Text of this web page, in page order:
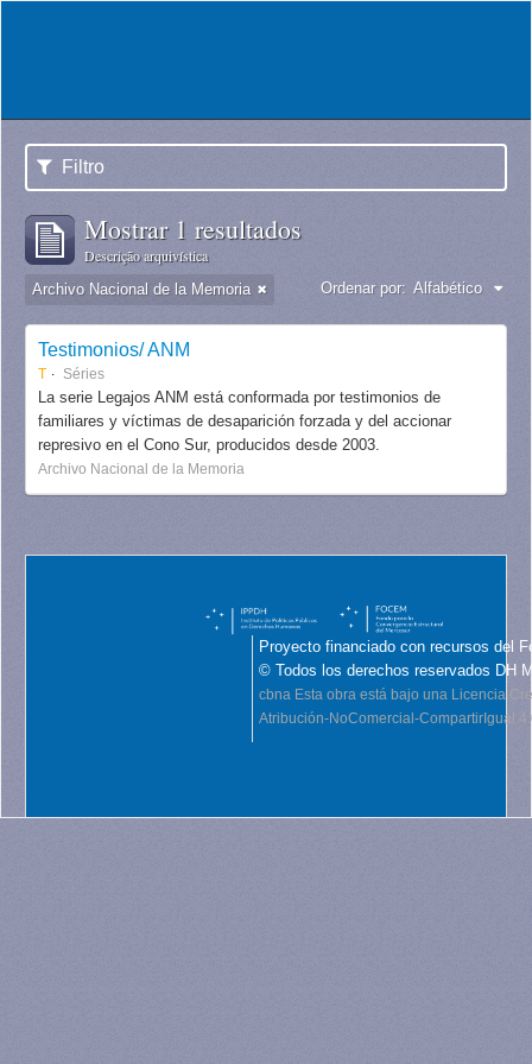
Filtro
Mostrar 1 resultados
Descrição arquivística
Archivo Nacional de la Memoria Ordenar por: Alfabético
Testimonios/ ANM
T Séries
La serie Legajos ANM está conformada por testimonios de
familiares y víctimas de desaparición forzada y del accionar
represivo en el Cono Sur, producidos desde 2003.
Archivo Nacional de la Memoria
Proyecto financiado con recursos del
© Todos los derechos reservados DH
cbna Esta obra está bajo una Licencia
Atribución-NoComercial-CompartirIgual